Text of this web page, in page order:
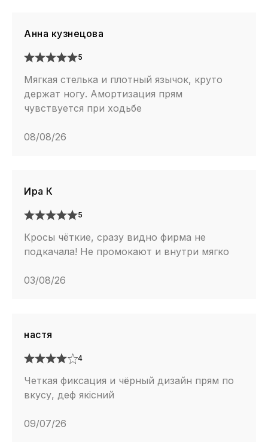
Анна кузнецова
5
Мягкая стелька и плотный язычок, круто
держат ногу. Амортизация прям
чувствуется при ходьбе
08/08/26
Ира К
5
Кросы чёткие, сразу видно фирма не
подкачала! Не промокают и внутри мягко
03/08/26
настя
4
Четкая фиксация и чёрный дизайн прям по
вкусу, деф якiсний
09/07/26